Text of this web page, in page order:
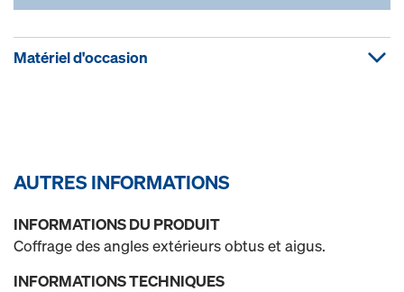
Matériel d'occasion
AUTRES INFORMATIONS
INFORMATIONS DU PRODUIT
Coffrage des angles extérieurs obtus et aigus.
INFORMATIONS TECHNIQUES